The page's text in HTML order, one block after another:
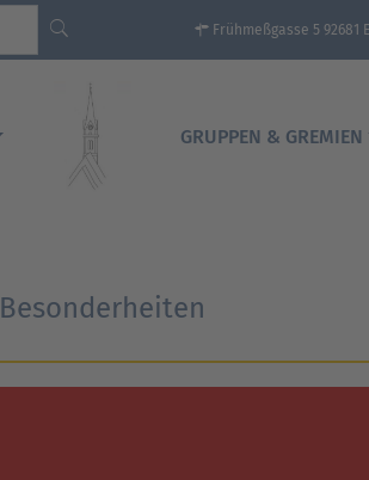
Frühmeßgasse 5 92681
GRUPPEN & GREMIEN
Besonderheiten